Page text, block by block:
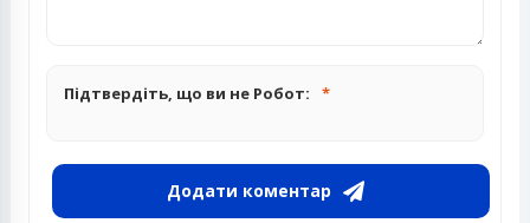
Підтвердіть, що ви не Робот:
Додати коментар